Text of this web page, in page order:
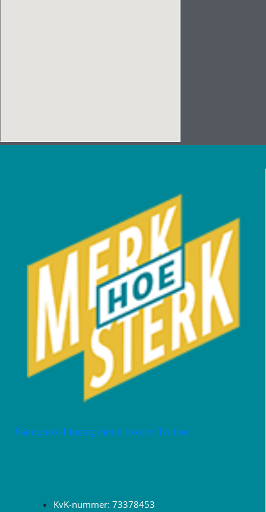
Facebook-f Instagram Linkedin Twitter
KvK-nummer: 73378453